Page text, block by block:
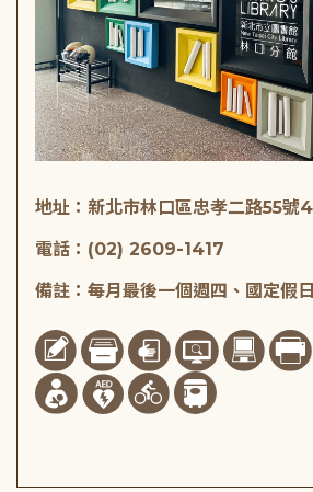
地址：新北市林口區忠孝二路55號
電話：(02) 2609-1417
備註：每月最後一個週四、國定假